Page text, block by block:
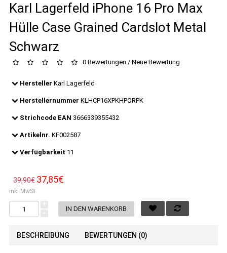
Karl Lagerfeld iPhone 16 Pro Max
Hülle Case Grained Cardslot Metal
Schwarz
0 Bewertungen / Neue Bewertung
Hersteller Karl Lagerfeld
Herstellernummer KLHCP16XPKHPORPK
Strichcode EAN 3666339355432
Artikelnr. KF002587
Verfügbarkeit 11
39,90€ 37,85€
inkl.MwSt
BESCHREIBUNG BEWERTUNGEN (0)